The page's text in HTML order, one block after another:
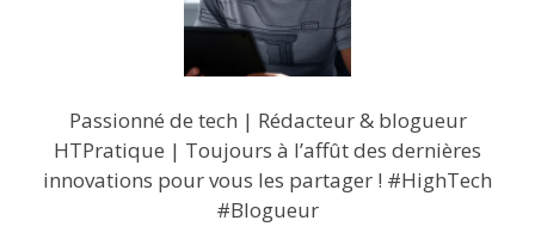
Passionné de tech | Rédacteur & blogueur
HTPratique | Toujours à l’affût des dernières
innovations pour vous les partager ! #HighTech
#Blogueur